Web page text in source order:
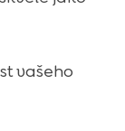
vašeho